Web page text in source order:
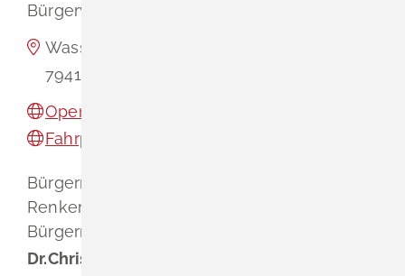
Bürgerverein Schliengen e.V.
Wasserschloss Entenstein
79418
OpenStreetMap
Fahrplanauskunft
Bürgermeister und Vorsitzender
Renkert
Bürgermeister und Vorsitzender
Dr.Christian